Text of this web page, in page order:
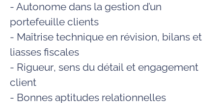
- Autonome dans la gestion d’un
portefeuille clients
- Maîtrise technique en révision, bilans et
liasses fiscales
- Rigueur, sens du détail et engagement
client
- Bonnes aptitudes relationnelles